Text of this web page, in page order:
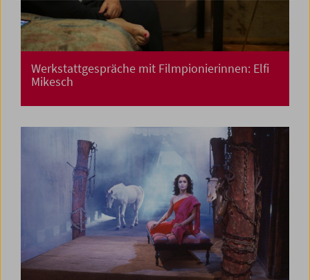
Werkstattgespräche mit Filmpionierinnen: Elfi
Mikesch